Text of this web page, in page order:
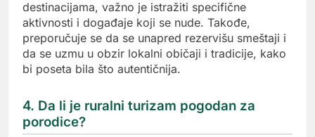
destinacijama, važno je istražiti specifične
aktivnosti i događaje koji se nude. Takođe,
preporučuje se da se unapred rezervišu smeštaji i
da se uzmu u obzir lokalni običaji i tradicije, kako
bi poseta bila što autentičnija.
4. Da li je ruralni turizam pogodan za
porodice?